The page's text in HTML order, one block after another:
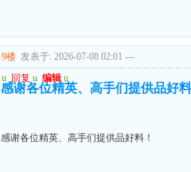
9楼 发表于: 2026-07-08 02:01 ---
u 回复 u 编辑 u
感谢各位精英、高手们提供品好
感谢各位精英、高手们提供品好料！